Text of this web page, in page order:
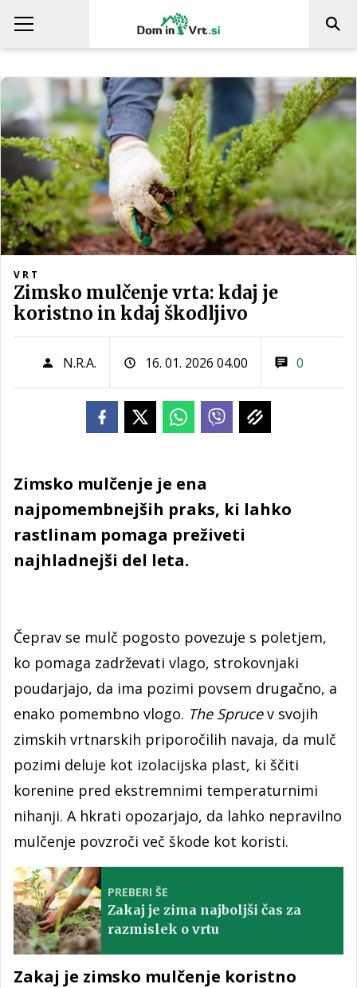
VRT
Zimsko mulčenje vrta: kdaj je
koristno in kdaj škodljivo
N.R.A. 16. 01. 2026 04.00 0
Zimsko mulčenje je ena
najpomembnejših praks, ki lahko
rastlinam pomaga preživeti
najhladnejši del leta.
Čeprav se mulč pogosto povezuje s poletjem,
ko pomaga zadrževati vlago, strokovnjaki
poudarjajo, da ima pozimi povsem drugačno, a
enako pomembno vlogo. The Sprucev svojih
zimskih vrtnarskih priporočilih navaja, da mulč
pozimi deluje kot izolacijska plast, ki ščiti
korenine pred ekstremnimi temperaturnimi
nihanji. A hkrati opozarjajo, da lahko nepravilno
mulčenje povzroči več škode kot koristi.
PREBERI ŠE
Zakaj je zima najboljši čas za
razmislek o vrtu
Zakaj je zimsko mulčenje koristno